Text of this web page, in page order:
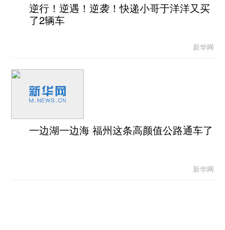
逆行！逆遇！逆袭！快递小哥于洋洋又买
了2辆车
新华网
一边湖一边海 福州这条高颜值公路通车了
新华网